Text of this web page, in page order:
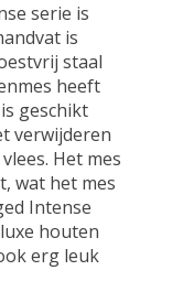
serie is
is
staal
heeft
geschikt
verwijderen
Het mes
wat het mes
Intense
houten
erg leuk